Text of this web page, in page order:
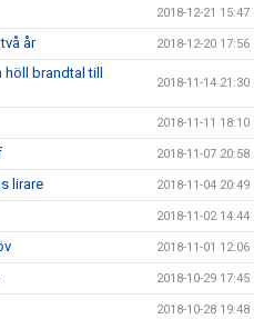
2018-12-21 15:47
år 2018-12-20 17:56
brandtal till
2018-11-14 21:30
2018-11-11 18:10
2018-11-07 20:58
lirare 2018-11-04 20:49
2018-11-02 14:44
2018-11-01 12:06
2018-10-29 17:45
2018-10-28 19:48